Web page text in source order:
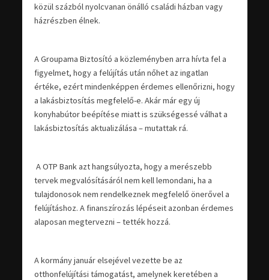
közül százból nyolcvanan önálló családi házban vagy
házrészben élnek.
A Groupama Biztosító a közleményben arra hívta fel a
figyelmet, hogy a felújítás után nőhet az ingatlan
értéke, ezért mindenképpen érdemes ellenőrizni, hogy
a lakásbiztosítás megfelelő-e. Akár már egy új
konyhabútor beépítése miatt is szükségessé válhat a
lakásbiztosítás aktualizálása – mutattak rá.
A OTP Bank azt hangsúlyozta, hogy a merészebb
tervek megvalósításáról nem kell lemondani, ha a
tulajdonosok nem rendelkeznek megfelelő önerővel a
felújításhoz. A finanszírozás lépéseit azonban érdemes
alaposan megtervezni – tették hozzá.
A kormány január elsejével vezette be az
otthonfelújítási támogatást, amelynek keretében a